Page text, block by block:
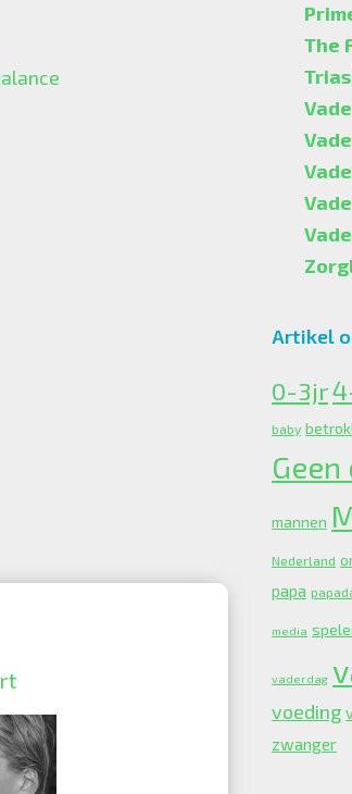
The
Artikel
0-3jr
baby
mannen
Nederland
papa
media
vaderdag
voeding
zwanger